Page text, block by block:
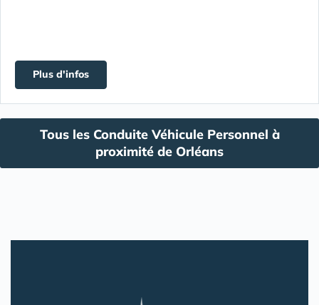
Plus d'infos
Tous les Conduite Véhicule Personnel à
proximité de Orléans